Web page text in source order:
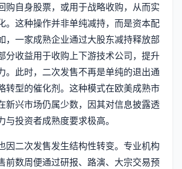
购自身股票，或用于战略收购，从而实
。这种操作并非单纯减持，而是资本配
，一家成熟企业通过大股东减持释放部
分收益用于收购上下游技术公司，提升
。此时，二次发售不再是单纯的退出通
转型的催化剂。这种模式在欧美成熟市
新兴市场仍属少数，因其对信息披露透
与投资者成熟度要求极高。
因二次发售发生结构性转变。专业机构
前数周便通过研报、路演、大宗交易预